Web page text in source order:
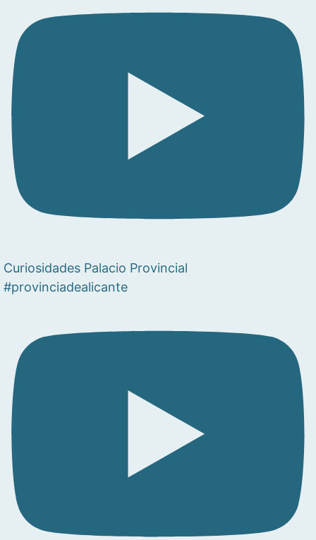
Curiosidades Palacio Provincial
#provinciadealicante